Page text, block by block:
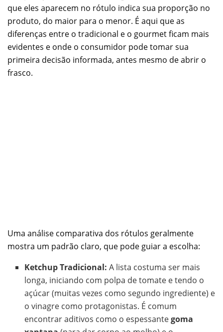
que eles aparecem no rótulo indica sua proporção no
produto, do maior para o menor. É aqui que as
diferenças entre o tradicional e o gourmet ficam mais
evidentes e onde o consumidor pode tomar sua
primeira decisão informada, antes mesmo de abrir o
frasco.
Uma análise comparativa dos rótulos geralmente
mostra um padrão claro, que pode guiar a escolha:
Ketchup Tradicional: A lista costuma ser mais
longa, iniciando com polpa de tomate e tendo o
açúcar (muitas vezes como segundo ingrediente) e
o vinagre como protagonistas. É comum
encontrar aditivos como o espessantegoma